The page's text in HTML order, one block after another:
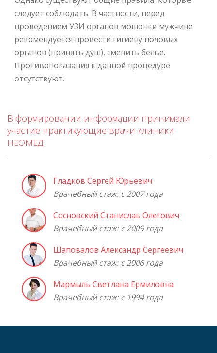
следует соблюдать. В частности, перед
проведением УЗИ органов мошонки мужчине
рекомендуется провести гигиену половых
органов (принять душ), сменить белье.
Противопоказания к данной процедуре
отсутствуют.
В формировании информации принимали
участие практикующие врачи клиники
НЕОМЕД:
Гладков Сергей Юрьевич
Врачебный стаж: с 2007 года
Сосновский Станислав Олегович
Врачебный стаж: с 2009 года
Шаповалов Александр Сергеевич
Врачебный стаж: с 2006 года
Мармыль Светлана Ермиловна
Врачебный стаж: с 1994 года